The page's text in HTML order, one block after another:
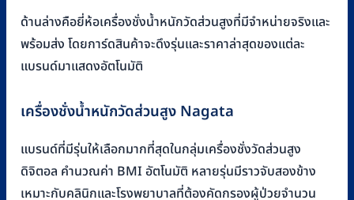
ด้านล่างคือยี่ห้อเครื่องชั่งน้ำหนักวัดส่วนสูงที่มีจำหน่ายจริงและ
พร้อมส่ง โดยการ์ดสินค้าจะดึงรุ่นและราคาล่าสุดของแต่ละ
แบรนด์มาแสดงอัตโนมัติ
เครื่องชั่งน้ำหนักวัดส่วนสูง Nagata
แบรนด์ที่มีรุ่นให้เลือกมากที่สุดในกลุ่มเครื่องชั่งวัดส่วนสูง
ดิจิตอล คำนวณค่า BMI อัตโนมัติ หลายรุ่นมีราวจับสองข้าง
เหมาะกับคลินิกและโรงพยาบาลที่ต้องคัดกรองผู้ป่วยจำนวน